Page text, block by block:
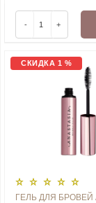
- +
СКИДКА 1 %
ГЕЛЬ ДЛЯ БРОВЕЙ